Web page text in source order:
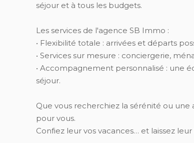
séjour et à tous les budgets.
Les services de l'agence SB Immo :
• Flexibilité totale : arrivées et départs
• Services sur mesure : conciergerie,
• Accompagnement personnalisé : une
séjour.
Que vous recherchiez la sérénité ou
pour vous.
Confiez leur vos vacances… et laissez